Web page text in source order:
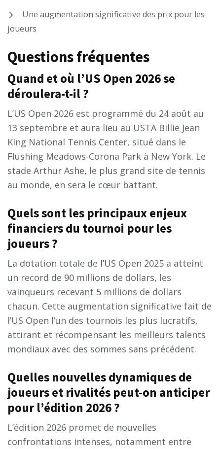
Une augmentation significative des prix pour les
joueurs
Questions fréquentes
Quand et où l’US Open 2026 se
déroulera-t-il ?
L’US Open 2026 est programmé du 24 août au
13 septembre et aura lieu au USTA Billie Jean
King National Tennis Center, situé dans le
Flushing Meadows-Corona Park à New York. Le
stade Arthur Ashe, le plus grand site de tennis
au monde, en sera le cœur battant.
Quels sont les principaux enjeux
financiers du tournoi pour les
joueurs ?
La dotation totale de l’US Open 2025 a atteint
un record de 90 millions de dollars, les
vainqueurs recevant 5 millions de dollars
chacun. Cette augmentation significative fait de
l’US Open l’un des tournois les plus lucratifs,
attirant et récompensant les meilleurs talents
mondiaux avec des sommes sans précédent.
Quelles nouvelles dynamiques de
joueurs et rivalités peut-on anticiper
pour l’édition 2026 ?
L’édition 2026 promet de nouvelles
confrontations intenses, notamment entre